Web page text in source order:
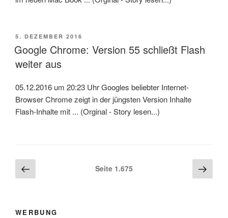
VERÖFFENTLICHT
AM
5. DEZEMBER 2016
Google Chrome: Version 55 schließt Flash
weiter aus
05.12.2016 um 20:23 Uhr Googles beliebter Internet-
Browser Chrome zeigt in der jüngsten Version Inhalte
Flash-Inhalte mit ... (Orginal - Story lesen...)
Beitragsnavigation
Seite
Seite 1.675
Seite
WERBUNG